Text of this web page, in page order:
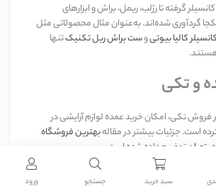
کانسیلر گرفته تا رژلب، ریمل، براش و ابزارهای
گردآوری شده‌اند. به‌عنوان مثال محصولاتی مثل
کانسیلر کالیا بیوتیوست براش ریل تکنیکتنها
.
و تکی
بر فروش تکی، امکان خرید عمده لوازم آرایشی در
کرده است. جزئیات بیشتر در مقالهبهترین فروشگاه
تهران توضیح داده شده است
کالاسبد خرید جستجو ورود